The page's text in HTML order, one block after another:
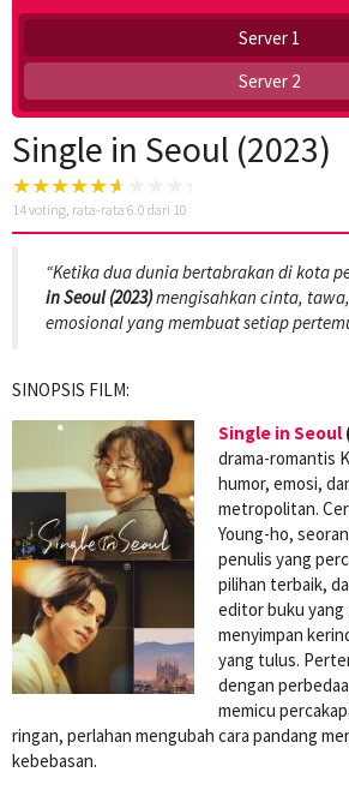
Server 1
Server 2
Single in Seoul (2023)
14voting, rata-rata 6.0 dari 10
“Ketika dua dunia bertabrakan di kota
in Seoul (2023)mengisahkan cinta,
emosional yang membuat setiap
SINOPSIS FILM:
Single in Seoul
drama-romantis
humor, emosi,
metropolitan.
Young-ho,
penulis yang
pilihan terbaik,
editor buku yang
menyimpan
yang tulus.
dengan
memicu
ringan, perlahan mengubah cara pandang
kebebasan.